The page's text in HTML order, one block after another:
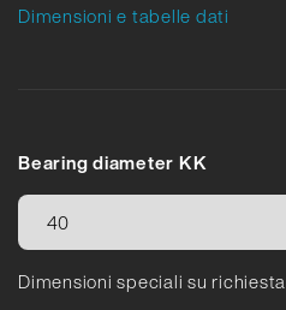
Dimensioni e tabelle dati
Bearing diameter KK
Dimensioni speciali su richiesta